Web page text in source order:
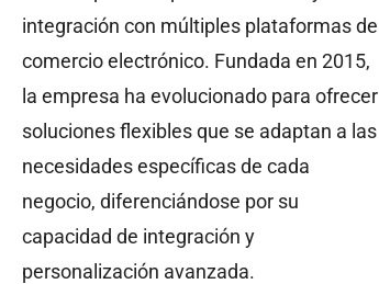
integración con múltiples plataformas de
comercio electrónico. Fundada en 2015,
la empresa ha evolucionado para ofrecer
soluciones flexibles que se adaptan a las
necesidades específicas de cada
negocio, diferenciándose por su
capacidad de integración y
personalización avanzada.